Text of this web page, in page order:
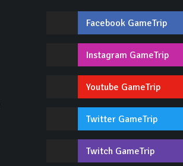
Facebook GameTrip
Instagram GameTrip
Youtube GameTrip
Twitter GameTrip
Twitch GameTrip